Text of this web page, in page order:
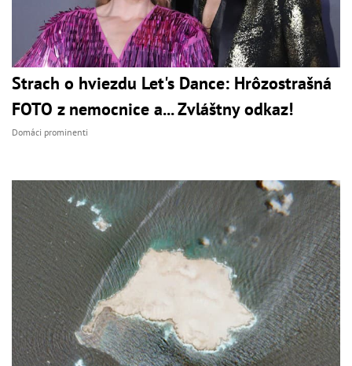
Strach o hviezdu Let's Dance: Hrôzostrašná
FOTO z nemocnice a... Zvláštny odkaz!
Domáci prominenti